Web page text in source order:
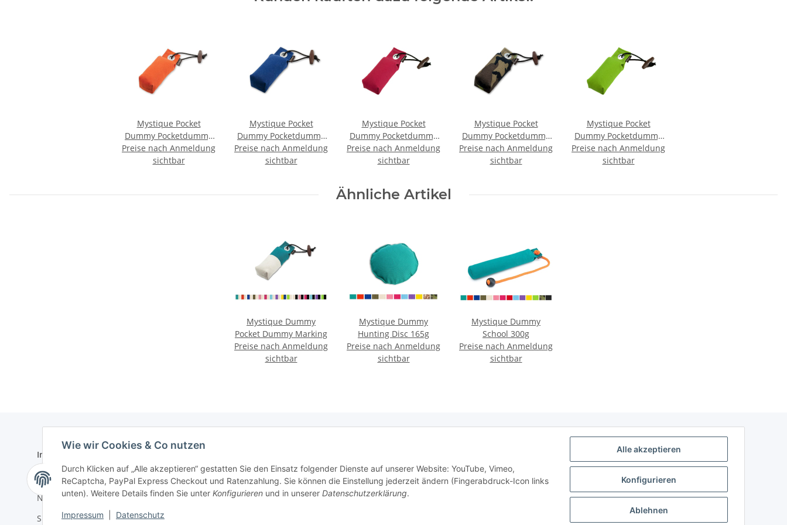
Alle akzeptieren
Konfigurieren
Ablehnen
Wie wir Cookies & Co nutzen
Durch Klicken auf „Alle akzeptieren“ gestatten Sie den Einsatz folgender Dienste auf unserer Website: YouTube, Vimeo,
ReCaptcha, PayPal Express Checkout und Ratenzahlung. Sie können die Einstellung jederzeit ändern (Fingerabdruck-Icon links
unten). Weitere Details finden Sie unter Konfigurieren und in unserer Datenschutzerklärung.
Impressum Datenschutz
Mystique Pocket
Dummy Pocketdummy
orange 85g
Preise nach Anmeldung
sichtbar
Mystique Pocket
Dummy Pocketdummy
blau 85g
Preise nach Anmeldung
sichtbar
Mystique Pocket
Dummy Pocketdummy
hot pink 85g
Preise nach Anmeldung
sichtbar
Mystique Pocket
Dummy Pocketdummy
camo 85g
Preise nach Anmeldung
sichtbar
Mystique Pocket
Dummy Pocketdummy
neon grün 85g
Preise nach Anmeldung
sichtbar
Ähnliche Artikel
Mystique Dummy
Pocket Dummy Marking
Preise nach Anmeldung
sichtbar
Mystique Dummy
Hunting Disc 165g
Preise nach Anmeldung
sichtbar
Mystique Dummy
School 300g
Preise nach Anmeldung
sichtbar
Informationen
Zahlungsmöglichkeiten
Newsletter
Sitemap
AGB
Datenschutz